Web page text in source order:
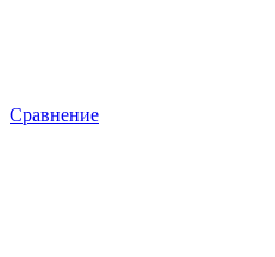
Сравнение